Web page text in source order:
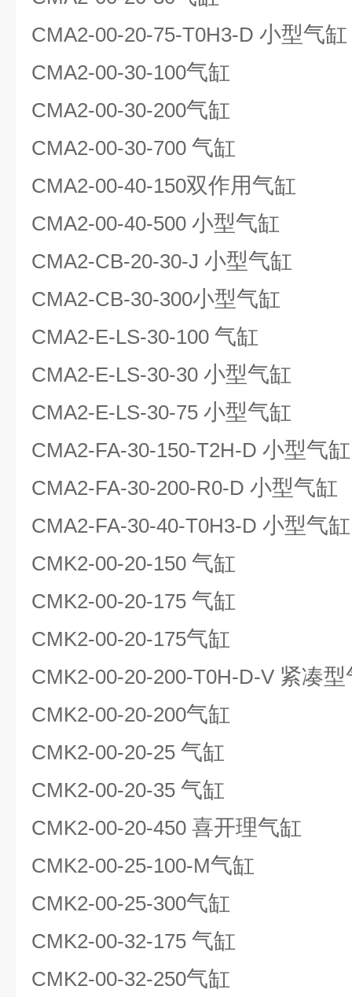
CMA2-00-20-75-T0H3-D 小型气缸
CMA2-00-30-100气缸
CMA2-00-30-200气缸
CMA2-00-30-700 气缸
CMA2-00-40-150双作用气缸
CMA2-00-40-500 小型气缸
CMA2-CB-20-30-J 小型气缸
CMA2-CB-30-300小型气缸
CMA2-E-LS-30-100 气缸
CMA2-E-LS-30-30 小型气缸
CMA2-E-LS-30-75 小型气缸
CMA2-FA-30-150-T2H-D 小型气缸
CMA2-FA-30-200-R0-D 小型气缸
CMA2-FA-30-40-T0H3-D 小型气缸
CMK2-00-20-150 气缸
CMK2-00-20-175 气缸
CMK2-00-20-175气缸
CMK2-00-20-200-T0H-D-V 紧凑型
CMK2-00-20-200气缸
CMK2-00-20-25 气缸
CMK2-00-20-35 气缸
CMK2-00-20-450 喜开理气缸
CMK2-00-25-100-M气缸
CMK2-00-25-300气缸
CMK2-00-32-175 气缸
CMK2-00-32-250气缸